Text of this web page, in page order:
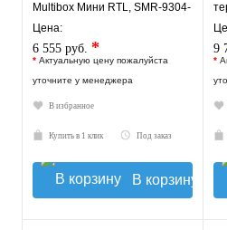
Multibox Мини RTL, SMR-9304-
135140
Цена:
6 555 руб. *
* Актуальную цену пожалуйста
уточните у менеджера
В избранное
Купить в 1 клик Под заказ
В корзину
9
*